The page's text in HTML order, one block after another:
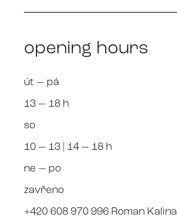
opening hours
út — pá
13 — 18 h
so
10 — 13 | 14 — 18 h
ne — po
zavřeno
+420 608 970 996 Roman Kalina